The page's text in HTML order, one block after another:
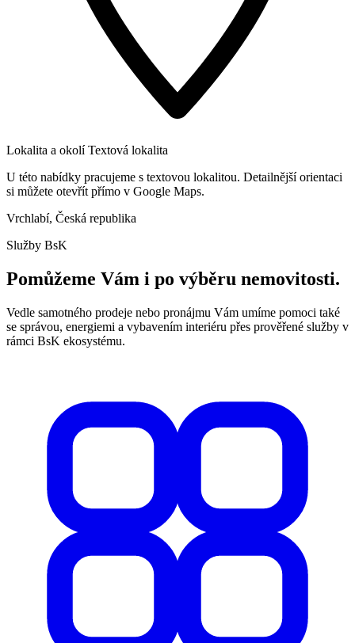
Lokalita a okolí Textová lokalita
U této nabídky pracujeme s textovou lokalitou. Detailnější orientaci
si můžete otevřít přímo v Google Maps.
Vrchlabí, Česká republika
Služby BsK
Pomůžeme Vám i po výběru nemovitosti.
Vedle samotného prodeje nebo pronájmu Vám umíme pomoci také
se správou, energiemi a vybavením interiéru přes prověřené služby v
rámci BsK ekosystému.